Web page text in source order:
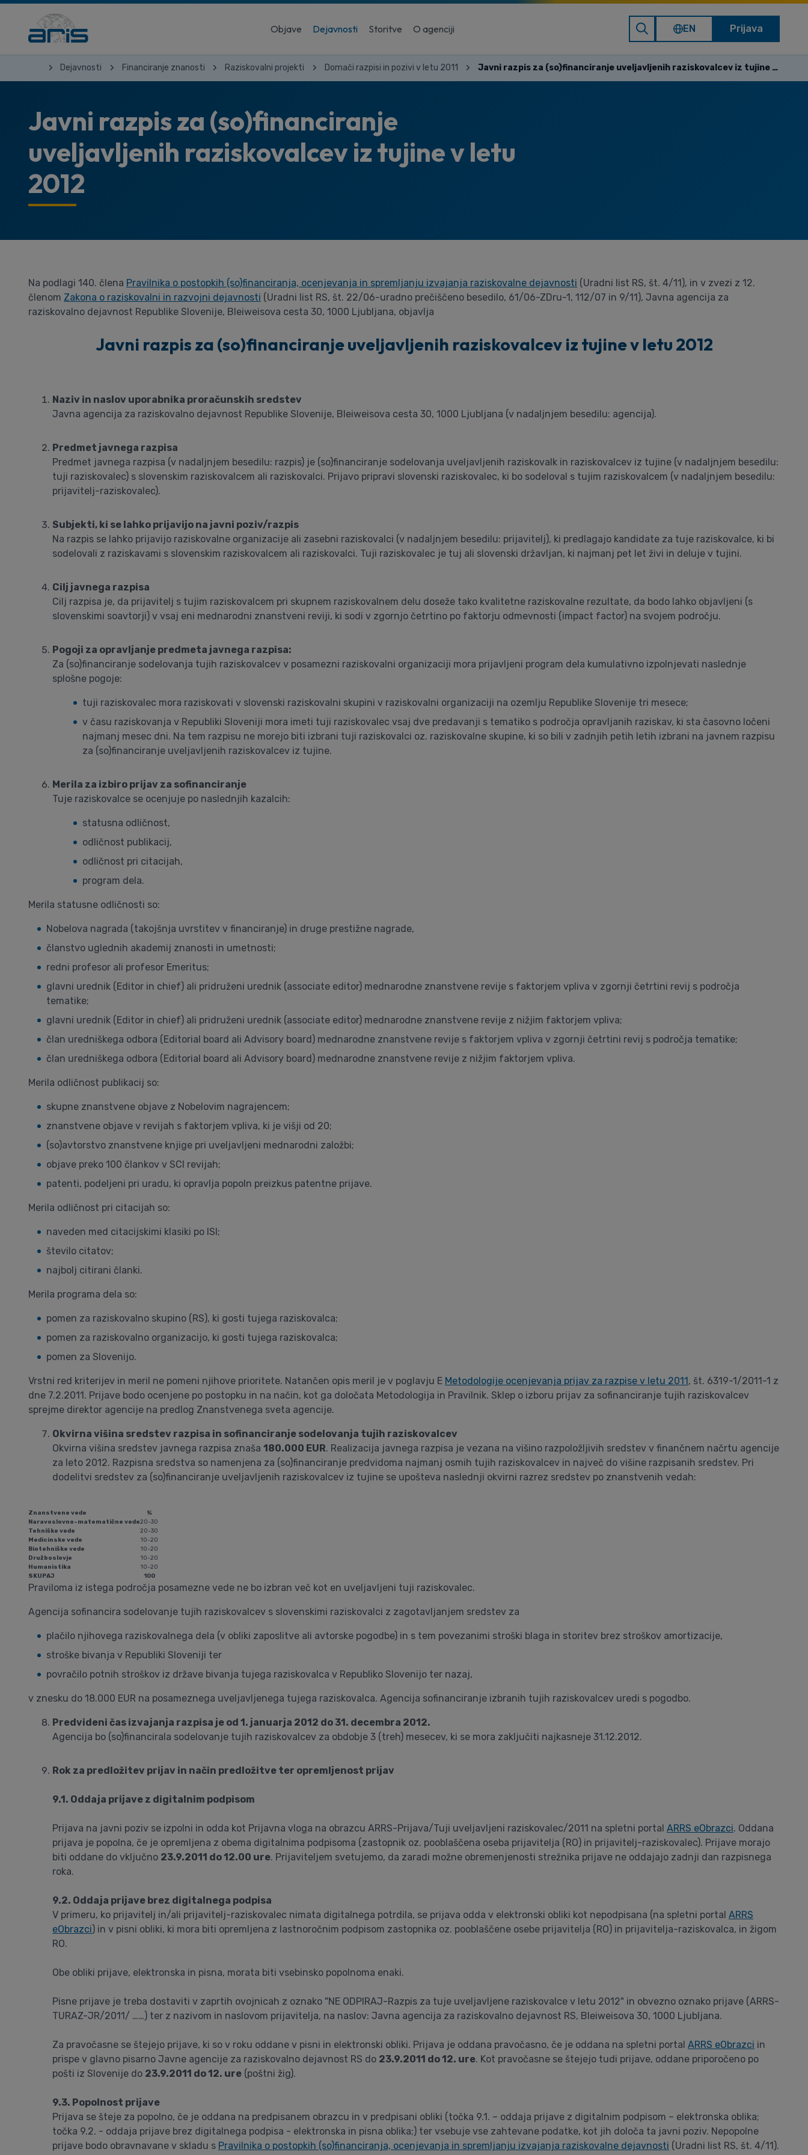
Objave Dejavnosti Storitve O agenciji EN Prijava
Dejavnosti Financiranje znanosti Raziskovalni projekti Domači razpisi in pozivi v letu 2011 Javni razpis za (so)financiranje uveljavljenih raziskovalcev iz tujine v letu 2012
Javni razpis za (so)financiranje
uveljavljenih raziskovalcev iz tujine v letu
2012
Na podlagi 140. člena Pravilnika o postopkih (so)financiranja, ocenjevanja in spremljanju izvajanja raziskovalne dejavnosti (Uradni list RS, št. 4/11), in v zvezi z 12.
členom Zakona o raziskovalni in razvojni dejavnosti (Uradni list RS, št. 22/06-uradno prečiščeno besedilo, 61/06-ZDru-1, 112/07 in 9/11), Javna agencija za
raziskovalno dejavnost Republike Slovenije, Bleiweisova cesta 30, 1000 Ljubljana, objavlja
Javni razpis za (so)financiranje uveljavljenih raziskovalcev iz tujine v letu 2012
Naziv in naslov uporabnika proračunskih sredstev
Javna agencija za raziskovalno dejavnost Republike Slovenije, Bleiweisova cesta 30, 1000 Ljubljana (v nadaljnjem besedilu: agencija).
Predmet javnega razpisa
Predmet javnega razpisa (v nadaljnjem besedilu: razpis) je (so)financiranje sodelovanja uveljavljenih raziskovalk in raziskovalcev iz tujine (v nadaljnjem besedilu:
tuji raziskovalec) s slovenskim raziskovalcem ali raziskovalci. Prijavo pripravi slovenski raziskovalec, ki bo sodeloval s tujim raziskovalcem (v nadaljnjem besedilu:
prijavitelj-raziskovalec).
Subjekti, ki se lahko prijavijo na javni poziv/razpis
Na razpis se lahko prijavijo raziskovalne organizacije ali zasebni raziskovalci (v nadaljnjem besedilu: prijavitelj), ki predlagajo kandidate za tuje raziskovalce, ki bi
sodelovali z raziskavami s slovenskim raziskovalcem ali raziskovalci. Tuji raziskovalec je tuj ali slovenski državljan, ki najmanj pet let živi in deluje v tujini.
Cilj javnega razpisa
Cilj razpisa je, da prijavitelj s tujim raziskovalcem pri skupnem raziskovalnem delu doseže tako kvalitetne raziskovalne rezultate, da bodo lahko objavljeni (s
slovenskimi soavtorji) v vsaj eni mednarodni znanstveni reviji, ki sodi v zgornjo četrtino po faktorju odmevnosti (impact factor) na svojem področju.
Pogoji za opravljanje predmeta javnega razpisa:
Za (so)financiranje sodelovanja tujih raziskovalcev v posamezni raziskovalni organizaciji mora prijavljeni program dela kumulativno izpolnjevati naslednje
splošne pogoje:
tuji raziskovalec mora raziskovati v slovenski raziskovalni skupini v raziskovalni organizaciji na ozemlju Republike Slovenije tri mesece;
v času raziskovanja v Republiki Sloveniji mora imeti tuji raziskovalec vsaj dve predavanji s tematiko s področja opravljanih raziskav, ki sta časovno ločeni
najmanj mesec dni. Na tem razpisu ne morejo biti izbrani tuji raziskovalci oz. raziskovalne skupine, ki so bili v zadnjih petih letih izbrani na javnem razpisu
za (so)financiranje uveljavljenih raziskovalcev iz tujine.
Merila za izbiro prijav za sofinanciranje
Tuje raziskovalce se ocenjuje po naslednjih kazalcih:
statusna odličnost,
odličnost publikacij,
odličnost pri citacijah,
program dela.
Merila statusne odličnosti so:
Nobelova nagrada (takojšnja uvrstitev v financiranje) in druge prestižne nagrade,
članstvo uglednih akademij znanosti in umetnosti;
redni profesor ali profesor Emeritus;
glavni urednik (Editor in chief) ali pridruženi urednik (associate editor) mednarodne znanstvene revije s faktorjem vpliva v zgornji četrtini revij s področja
tematike;
glavni urednik (Editor in chief) ali pridruženi urednik (associate editor) mednarodne znanstvene revije z nižjim faktorjem vpliva;
član uredniškega odbora (Editorial board ali Advisory board) mednarodne znanstvene revije s faktorjem vpliva v zgornji četrtini revij s področja tematike;
član uredniškega odbora (Editorial board ali Advisory board) mednarodne znanstvene revije z nižjim faktorjem vpliva.
Merila odličnost publikacij so:
skupne znanstvene objave z Nobelovim nagrajencem;
znanstvene objave v revijah s faktorjem vpliva, ki je višji od 20;
(so)avtorstvo znanstvene knjige pri uveljavljeni mednarodni založbi;
objave preko 100 člankov v SCI revijah;
patenti, podeljeni pri uradu, ki opravlja popoln preizkus patentne prijave.
Merila odličnost pri citacijah so:
naveden med citacijskimi klasiki po ISI;
število citatov;
najbolj citirani članki.
Merila programa dela so:
pomen za raziskovalno skupino (RS), ki gosti tujega raziskovalca;
pomen za raziskovalno organizacijo, ki gosti tujega raziskovalca;
pomen za Slovenijo.
Vrstni red kriterijev in meril ne pomeni njihove prioritete. Natančen opis meril je v poglavju E Metodologije ocenjevanja prijav za razpise v letu 2011, št. 6319-1/2011-1 z
dne 7.2.2011. Prijave bodo ocenjene po postopku in na način, kot ga določata Metodologija in Pravilnik. Sklep o izboru prijav za sofinanciranje tujih raziskovalcev
sprejme direktor agencije na predlog Znanstvenega sveta agencije.
Okvirna višina sredstev razpisa in sofinanciranje sodelovanja tujih raziskovalcev
Okvirna višina sredstev javnega razpisa znaša 180.000 EUR. Realizacija javnega razpisa je vezana na višino razpoložljivih sredstev v finančnem načrtu agencije
za leto 2012. Razpisna sredstva so namenjena za (so)financiranje predvidoma najmanj osmih tujih raziskovalcev in največ do višine razpisanih sredstev. Pri
dodelitvi sredstev za (so)financiranje uveljavljenih raziskovalcev iz tujine se upošteva naslednji okvirni razrez sredstev po znanstvenih vedah:
Znanstvene vede
%
Naravoslovno-matematične vede20-30
Tehniške vede
20-30
Medicinske vede
10-20
Biotehniške vede
10-20
Družboslovje
10-20
Humanistika
10-20
SKUPAJ
100
Praviloma iz istega področja posamezne vede ne bo izbran več kot en uveljavljeni tuji raziskovalec.
Agencija sofinancira sodelovanje tujih raziskovalcev s slovenskimi raziskovalci z zagotavljanjem sredstev za
plačilo njihovega raziskovalnega dela (v obliki zaposlitve ali avtorske pogodbe) in s tem povezanimi stroški blaga in storitev brez stroškov amortizacije,
stroške bivanja v Republiki Sloveniji ter
povračilo potnih stroškov iz države bivanja tujega raziskovalca v Republiko Slovenijo ter nazaj,
v znesku do 18.000 EUR na posameznega uveljavljenega tujega raziskovalca. Agencija sofinanciranje izbranih tujih raziskovalcev uredi s pogodbo.
Predvideni čas izvajanja razpisa je od 1. januarja 2012 do 31. decembra 2012.
Agencija bo (so)financirala sodelovanje tujih raziskovalcev za obdobje 3 (treh) mesecev, ki se mora zaključiti najkasneje 31.12.2012.
Rok za predložitev prijav in način predložitve ter opremljenost prijav
9.1. Oddaja prijave z digitalnim podpisom
Prijava na javni poziv se izpolni in odda kot Prijavna vloga na obrazcu ARRS-Prijava/Tuji uveljavljeni raziskovalec/2011 na spletni portal ARRS eObrazci. Oddana
prijava je popolna, če je opremljena z obema digitalnima podpisoma (zastopnik oz. pooblaščena oseba prijavitelja (RO) in prijavitelj-raziskovalec). Prijave morajo
biti oddane do vključno 23.9.2011 do 12.00 ure. Prijaviteljem svetujemo, da zaradi možne obremenjenosti strežnika prijave ne oddajajo zadnji dan razpisnega
roka.
9.2. Oddaja prijave brez digitalnega podpisa
V primeru, ko prijavitelj in/ali prijavitelj-raziskovalec nimata digitalnega potrdila, se prijava odda v elektronski obliki kot nepodpisana (na spletni portal ARRS
eObrazci) in v pisni obliki, ki mora biti opremljena z lastnoročnim podpisom zastopnika oz. pooblaščene osebe prijavitelja (RO) in prijavitelja-raziskovalca, in žigom
RO.
Obe obliki prijave, elektronska in pisna, morata biti vsebinsko popolnoma enaki.
Pisne prijave je treba dostaviti v zaprtih ovojnicah z oznako "NE ODPIRAJ-Razpis za tuje uveljavljene raziskovalce v letu 2012" in obvezno oznako prijave (ARRS-
TURAZ-JR/2011/ ……) ter z nazivom in naslovom prijavitelja, na naslov: Javna agencija za raziskovalno dejavnost RS, Bleiweisova 30, 1000 Ljubljana.
Za pravočasne se štejejo prijave, ki so v roku oddane v pisni in elektronski obliki. Prijava je oddana pravočasno, če je oddana na spletni portal ARRS eObrazci in
prispe v glavno pisarno Javne agencije za raziskovalno dejavnost RS do 23.9.2011 do 12. ure. Kot pravočasne se štejejo tudi prijave, oddane priporočeno po
pošti iz Slovenije do 23.9.2011 do 12. ure (poštni žig).
9.3. Popolnost prijave
Prijava se šteje za popolno, če je oddana na predpisanem obrazcu in v predpisani obliki (točka 9.1. – oddaja prijave z digitalnim podpisom – elektronska oblika;
točka 9.2. - oddaja prijave brez digitalnega podpisa - elektronska in pisna oblika;) ter vsebuje vse zahtevane podatke, kot jih določa ta javni poziv. Nepopolne
prijave bodo obravnavane v skladu s Pravilnika o postopkih (so)financiranja, ocenjevanja in spremljanju izvajanja raziskovalne dejavnosti (Uradni list RS, št. 4/11).